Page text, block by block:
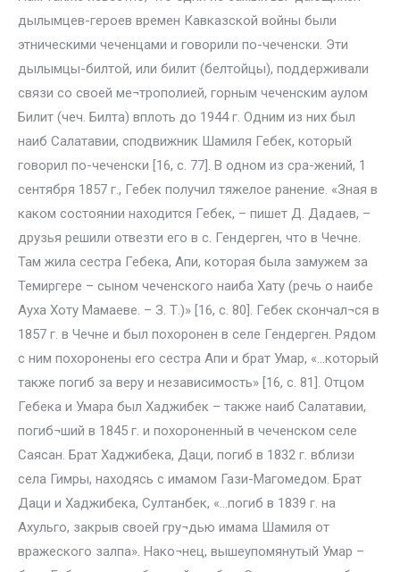
дылымцев-героев времен Кавказской войны были
этническими чеченцами и говорили по-чеченски. Эти
дылымцы-билтой, или билит (белтойцы), поддерживали
связи со своей ме¬трополией, горным чеченским аулом
Билит (чеч. Билта) вплоть до 1944 г. Одним из них был
наиб Салатавии, сподвижник Шамиля Гебек, который
говорил по-чеченски [16, с. 77]. В одном из сра-жений, 1
сентября 1857 г., Гебек получил тяжелое ранение. «Зная в
каком состоянии находится Гебек, – пишет Д. Дадаев, –
друзья решили отвезти его в с. Гендерген, что в Чечне.
Там жила сестра Гебека, Апи, которая была замужем за
Темиргере – сыном чеченского наиба Хату (речь о наибе
Ауха Хоту Мамаеве. – З. Т.)» [16, с. 80]. Гебек скончал¬ся в
1857 г. в Чечне и был похоронен в селе Гендерген. Рядом
с ним похоронены его сестра Апи и брат Умар, «…который
также погиб за веру и независимость» [16, с. 81]. Отцом
Гебека и Умара был Хаджибек – также наиб Салатавии,
погиб¬ший в 1845 г. и похороненный в чеченском селе
Саясан. Брат Хаджибека, Даци, погиб в 1832 г. вблизи
села Гимры, находясь с имамом Гази-Магомедом. Брат
Даци и Хаджибека, Султанбек, «…погиб в 1839 г. на
Ахульго, закрыв своей гру¬дью имама Шамиля от
вражеского залпа». Нако¬нец, вышеупомянутый Умар –